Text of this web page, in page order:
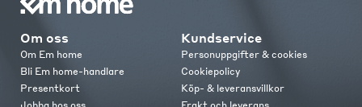
Om oss
Om Em home
Bli Em home-handlare
Presentkort
Kundservice
Personuppgifter & cookies
Cookiepolicy
Köp- & leveransvillkor